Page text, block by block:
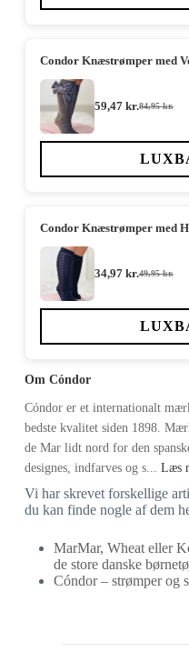
Condor Knæstrømper med
84,95kr.
Den
pris
var:
59,47 kr.Den
pris
er:
Condor Knæstrømper med
49,95kr.
Den
pris
var:
34,97 kr.Den
pris
er:
Om Cóndor
Cóndor er et internationalt
bedste kvalitet siden 1898.
de Mar lidt nord for den
designes, indfarves og s... Læs
Vi har skrevet forskellige
du kan finde nogle af dem
MarMar, Wheat eller
de store danske
Cóndor – strømper og